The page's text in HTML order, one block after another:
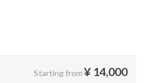
Starting from ¥ 14,000